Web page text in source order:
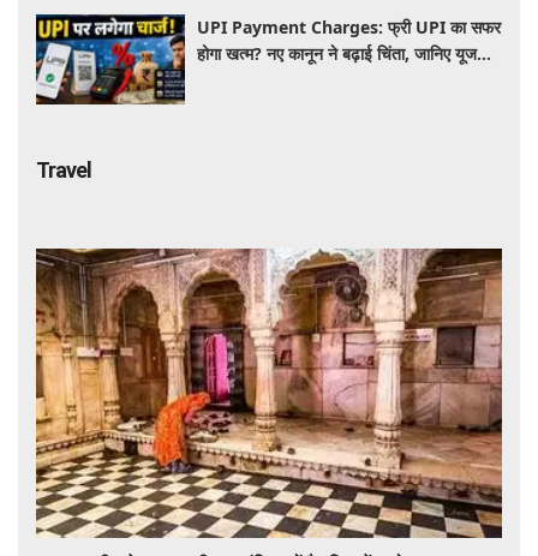
UPI Payment Charges: फ्री UPI का सफर
होगा खत्म? नए कानून ने बढ़ाई चिंता, जानिए यूजर्स
Travel